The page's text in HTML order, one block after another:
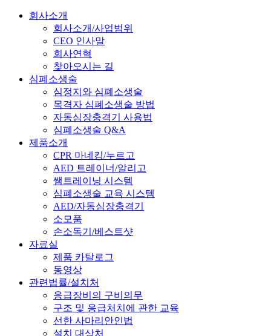
회사소개
회사소개/사업범위
CEO 인사말
회사연혁
찾아오시는 길
심폐소생술
심정지와 심폐소생술
목격자 심폐소생술 방법
자동심장충격기 사용법
심폐소생술 Q&A
제품소개
CPR 마네킹/누르고
AED 트레이너/알리고
쌤트레이닝 시스템
심폐소생술 교육 시스템
AED/자동심장충격기
소모품
손소독기/베스트샷
자료실
제품 카탈로그
동영상
관련법률/설치처
응급장비의 구비의무
구조 및 응급처치에 관한 교육
선한 사마리안인법
설치 대상처